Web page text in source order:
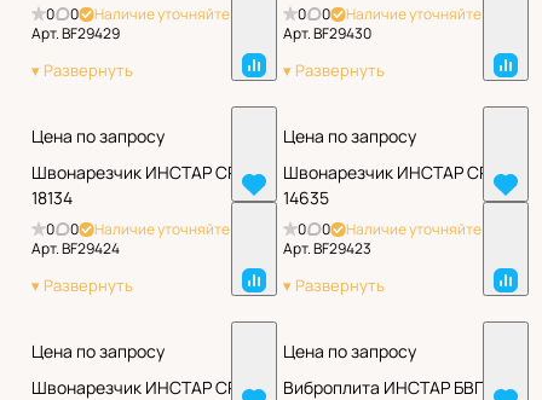
0 0
Наличие уточняйте
Арт.BF29429
0 0
Наличие уточняйте
Арт.BF29430
Цена по запросу
Швонарезчик ИНСТАР СРШ
18134
0 0
Наличие уточняйте
Арт.BF29424
Цена по запросу
Швонарезчик ИНСТАР СРШ
14635
0 0
Наличие уточняйте
Арт.BF29423
Цена по запросу
Швонарезчик ИНСТАР СРШ
Цена по запросу
Виброплита ИНСТАР БВП